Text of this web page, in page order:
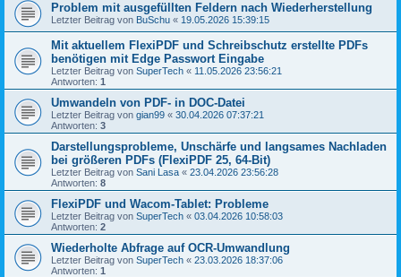
Problem mit ausgefüllten Feldern nach Wiederherstellung
Letzter Beitrag von BuSchu « 19.05.2026 15:39:15
Mit aktuellem FlexiPDF und Schreibschutz erstellte PDFs
benötigen mit Edge Passwort Eingabe
Letzter Beitrag von SuperTech « 11.05.2026 23:56:21
Antworten: 1
Umwandeln von PDF- in DOC-Datei
Letzter Beitrag von gian99 « 30.04.2026 07:37:21
Antworten: 3
Darstellungsprobleme, Unschärfe und langsames Nachladen
bei größeren PDFs (FlexiPDF 25, 64-Bit)
Letzter Beitrag von Sani Lasa « 23.04.2026 23:56:28
Antworten: 8
FlexiPDF und Wacom-Tablet: Probleme
Letzter Beitrag von SuperTech « 03.04.2026 10:58:03
Antworten: 2
Wiederholte Abfrage auf OCR-Umwandlung
Letzter Beitrag von SuperTech « 23.03.2026 18:37:06
Antworten: 1